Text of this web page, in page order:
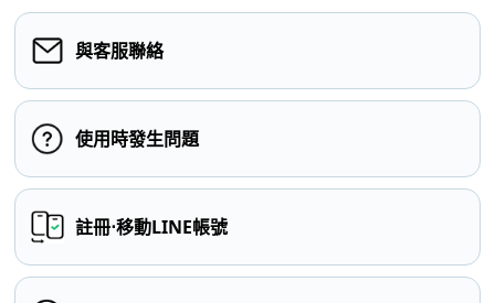
與客服聯絡
使用時發生問題
註冊⋅移動LINE帳號